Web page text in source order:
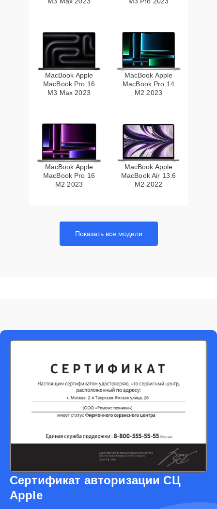
MacBook Apple
MacBook Pro 16
M3 Max 2023
MacBook Apple
MacBook Pro 14
M2 2023
MacBook Apple
MacBook Pro 16
M2 2023
MacBook Apple
MacBook Air 13.6
M2 2022
Показать все модели
Сертификат авторизации СЦ
Apple